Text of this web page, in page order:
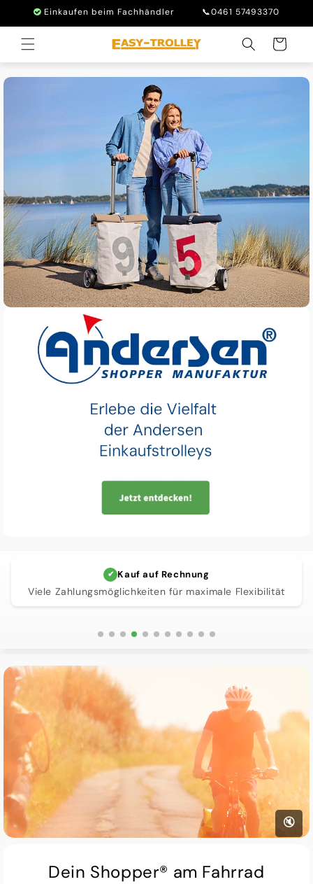
zum
Inhalt
Einkaufen beim Fachhändler 📞0461 57493370
Warenkorb
Qualität und Langlebigkeit
Eine robuste Investition, die auf Langlebigkeit statt
Dein Shopper® am Fahrrad
🔇